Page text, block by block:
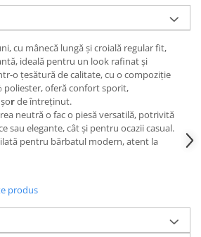
, cu mânecă lungășicroială regular fit,
, ideală pentru un look rafinat și
o țesătură de calitate, cu o compoziție
poliester, oferăconfort sporit,
rde întreținut.
neutră o fac o piesăversatilă, potrivită
sau elegante, cât și pentru ocazii casual.
pentru bărbatul modern, atent la
produs